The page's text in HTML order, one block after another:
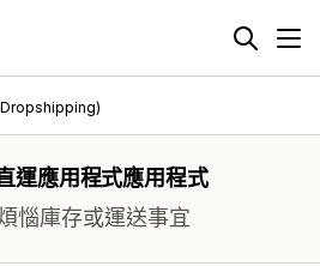
運應用程式應用程式
惱庫存或運送事宜